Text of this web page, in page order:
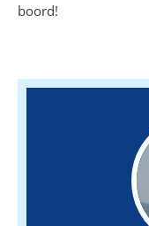
boord!